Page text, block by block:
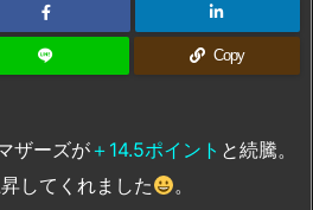
Copy
ザーズが＋14.5ポイント と続騰。
してくれました
。